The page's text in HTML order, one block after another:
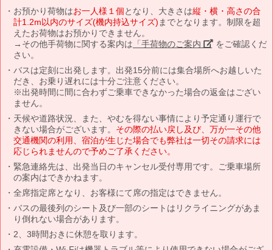
お預かり荷物はお一人様１個となり、大きさは縦・横・高さの合
計1.2m以内のサイズ(機内持込サイズ) までとなります。制限を超
えたお荷物はお預かりできません。
→その他手荷物に関する案内は 「手荷物のご案内」 をご確認くだ
さい。
バスは定刻に出発します。出発15分前には集合場所へお越しいた
だき、お乗り遅れには十分ご注意ください。
※出発時間に間に合わずご乗車できなかった場合の返金はござい
ません。
天候や道路状況、また、やむを得ない事情により予定通り運行で
きない場合がございます。 その際の払い戻し及び、万が一その他
交通機関の利用、宿泊が生じた場合でも弊社は一切その請求には
応じられませんので予めご了承ください。
緊急連絡先は、出発当日のキャンセル受付専用です。ご乗車場所
の案内はできかねます。
全席指定席となり、お客様にて席の指定はできません。
バスの最後列のシート及び一部のシートはリクライニングがあま
り倒れない場合があります。
2、3時間おきに休憩を取ります。